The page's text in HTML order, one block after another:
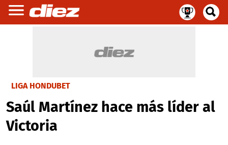
LIGA HONDUBET
Saúl Martínez hace más líder al
Victoria